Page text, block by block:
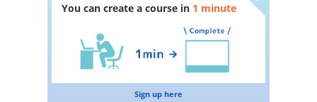
You can create a course in 1 minute
Sign up here